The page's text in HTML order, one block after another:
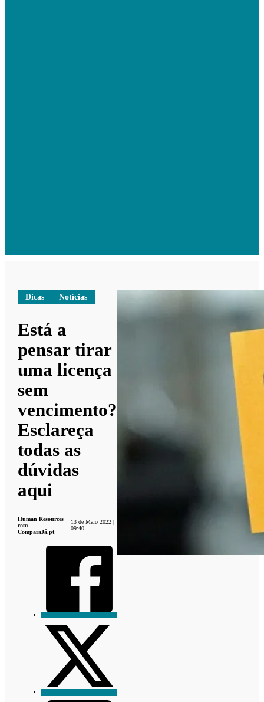
Dicas Notícias
Está a
pensar tirar
uma licença
sem
vencimento?
Esclareça
todas as
dúvidas
aqui
Human Resources
com
ComparaJá.pt
13 de Maio 2022 |
09:40